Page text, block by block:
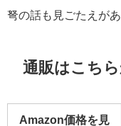
弩の話も見ごたえが
通販はこち
Amazon価格を見